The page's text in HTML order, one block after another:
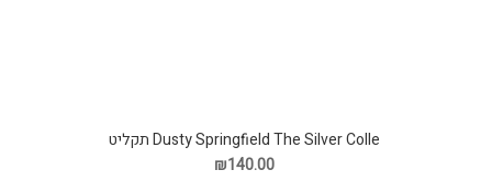
Dusty Springfield The Silver Colle תקליט
₪140.00